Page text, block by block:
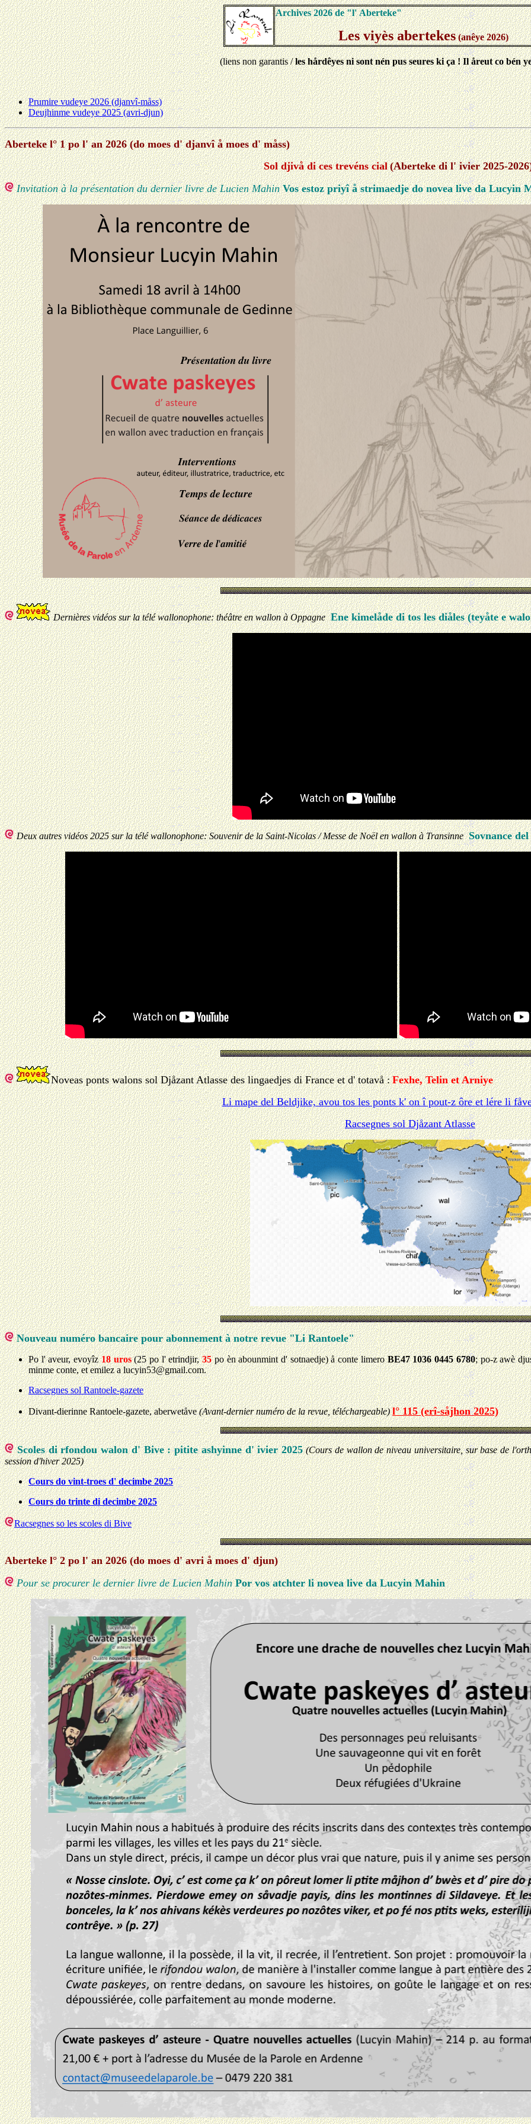
Archives 2026 de "l' Aberteke"
Les viyès abertekes (anêye 2026)
(liens non garantis /les hårdêyes ni sont nén pus seures ki ça ! Il åreut co bén
Prumire vudeye 2026 (djanvî-måss)
Deujhinme vudeye 2025 (avri-djun)
Aberteke l° 1 po l' an 2026 (do moes d' djanvî å moes d' måss)
Sol djivå di ces trevéns cial (Aberteke di l' ivier 2025-
Invitation à la présentation du dernier livre de Lucien Mahin Vos estoz priyî å strimaedje do novea live da Lucyin
Dernières vidéos sur la télé wallonophone: théâtre en wallon à Oppagne Ene kimelåde di tos les diåles (teyåte e
Deux autres vidéos 2025 sur la télé wallonophone: Souvenir de la Saint-Nicolas / Messe de Noël en wallon à Transinne Sovnance
Noveas ponts walons sol Djåzant Atlasse des lingaedjes di France et d' totavå : Fexhe, Telin et Arniye
Li mape del Beldjike, avou tos les ponts k' on î pout-z ôre et lére li
Racsegnes sol Djåzant Atlasse
Nouveau numéro bancaire pour abonnement à notre revue "Li Rantoele"
Po l' aveur, evoyîz18 uros(25 po l' etrindjir,35po èn abounmint d' sotnaedje) å conte limeroBE47 1036 0445 6780; po-z awè
minme conte, et emilez a lucyin53@gmail.com.
Racsegnes sol Rantoele-gazete
Divant-dierinne Rantoele-gazete, aberwetåve(Avant-dernier numéro de la revue, téléchargeable) l° 115 (erî-såjhon 2025)
Scoles di rfondou walon d' Bive : pitite ashyinne d' ivier 2025 (Cours de wallon de niveau universitaire, sur base de
session d'hiver 2025)
Cours do vint-troes d' decimbe 2025
Cours do trinte di decimbe 2025
Racsegnes so les scoles di Bive
Aberteke l° 2 po l' an 2026 (do moes d' avri å moes d' djun)
Pour se procurer le dernier livre de Lucien Mahin Por vos atchter li novea live da Lucyin Mahin